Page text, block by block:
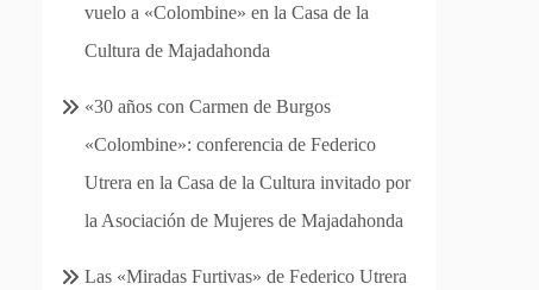
vuelo a «Colombine» en la Casa de la
Cultura de Majadahonda
«30 años con Carmen de Burgos
«Colombine»: conferencia de Federico
Utrera en la Casa de la Cultura invitado por
la Asociación de Mujeres de Majadahonda
Las «Miradas Furtivas» de Federico Utrera